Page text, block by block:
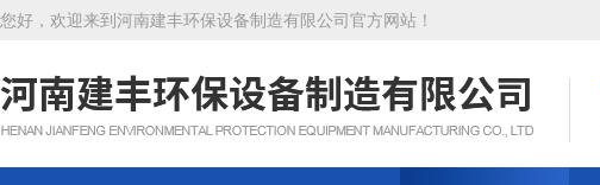
您好，欢迎来到河南建丰环保设备制造有限公司官方网站！